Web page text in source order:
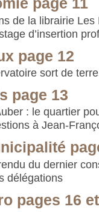
page 11
de la librairie Les
d’insertion
page 12
sort de terre
page 13
: le quartier
à Jean-
du dernier
délégations
pages 16